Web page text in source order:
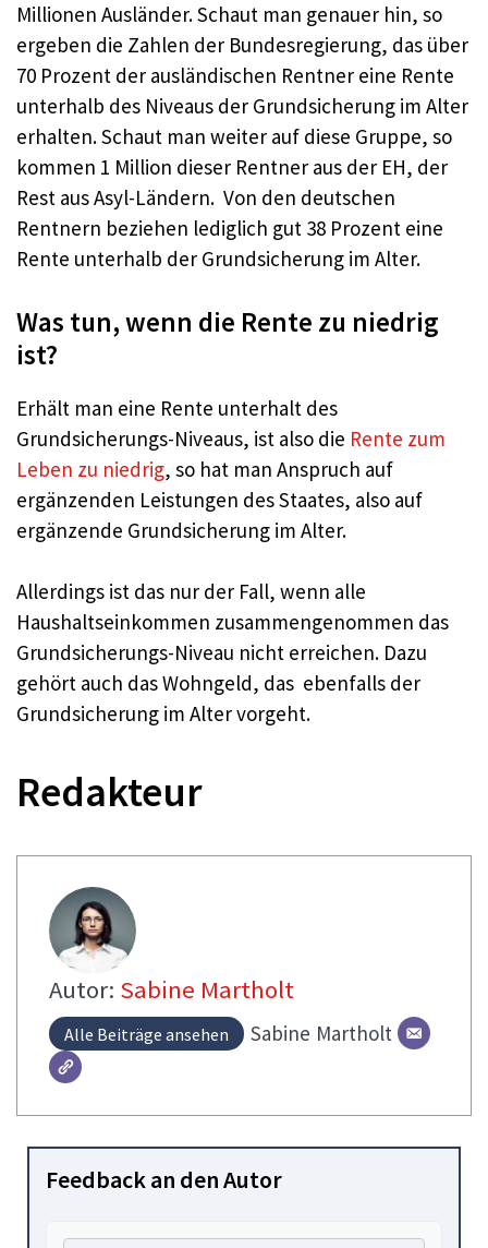
Millionen Ausländer. Schaut man genauer hin, so
ergeben die Zahlen der Bundesregierung, das über
70 Prozent der ausländischen Rentner eine Rente
unterhalb des Niveaus der Grundsicherung im Alter
erhalten. Schaut man weiter auf diese Gruppe, so
kommen 1 Million dieser Rentner aus der EH, der
Rest aus Asyl-Ländern. Von den deutschen
Rentnern beziehen lediglich gut 38 Prozent eine
Rente unterhalb der Grundsicherung im Alter.
Was tun, wenn die Rente zu niedrig
ist?
Erhält man eine Rente unterhalt des
Grundsicherungs-Niveaus, ist also die Rente zum
Leben zu niedrig, so hat man Anspruch auf
ergänzenden Leistungen des Staates, also auf
ergänzende Grundsicherung im Alter.
Allerdings ist das nur der Fall, wenn alle
Haushaltseinkommen zusammengenommen das
Grundsicherungs-Niveau nicht erreichen. Dazu
gehört auch das Wohngeld, das ebenfalls der
Grundsicherung im Alter vorgeht.
Redakteur
Autor: Sabine Martholt
Alle Beiträge ansehen Sabine Martholt
Feedback an den Autor